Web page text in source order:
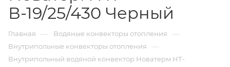
В-19/25/430 Черный
Главная — Водяные конвекторы отопления —
Внутрипольные конвекторы отопления —
Внутрипольный водяной конвектор Новатерм НТ-